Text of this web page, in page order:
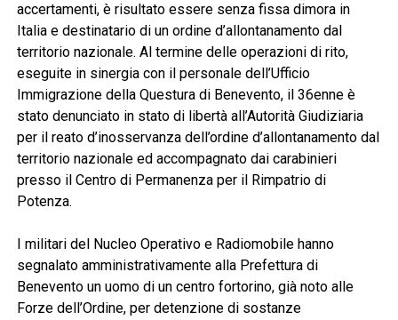
accertamenti, è risultato essere senza fissa dimora in
Italia e destinatario di un ordine d’allontanamento dal
territorio nazionale. Al termine delle operazioni di rito,
eseguite in sinergia con il personale dell’Ufficio
Immigrazione della Questura di Benevento, il 36enne è
stato denunciato in stato di libertà all’Autorità Giudiziaria
per il reato d’inosservanza dell’ordine d’allontanamento dal
territorio nazionale ed accompagnato dai carabinieri
presso il Centro di Permanenza per il Rimpatrio di
Potenza.
I militari del Nucleo Operativo e Radiomobile hanno
segnalato amministrativamente alla Prefettura di
Benevento un uomo di un centro fortorino, già noto alle
Forze dell’Ordine, per detenzione di sostanze